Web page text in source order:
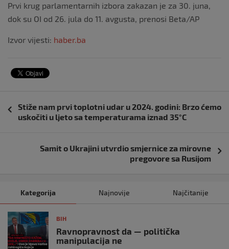
Prvi krug parlamentarnih izbora zakazan je za 30. juna,
dok su OI od 26. jula do 11. avgusta, prenosi Beta/AP
Izvor vijesti: haber.ba
objava
Stiže nam prvi toplotni udar u 2024. godini: Brzo ćemo
uskočiti u ljeto sa temperaturama iznad 35°C
Samit o Ukrajini utvrdio smjernice za mirovne
pregovore sa Rusijom
Kategorija Najnovije Najčitanije
BIH
Ravnopravnost da — politička
manipulacija ne